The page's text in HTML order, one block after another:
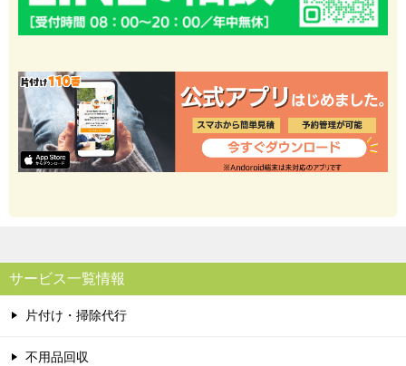
サービス一覧情報
片付け・掃除代行
不用品回収